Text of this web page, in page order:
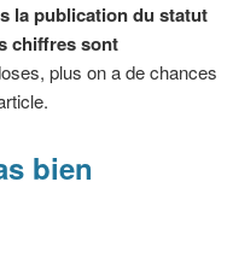
la publication du statut
chiffres sont
plus on a de chances
bien